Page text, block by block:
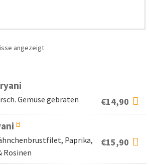
angezeigt
Gemüse gebraten €14,90
H
Paprika,
Rosinen
€15,90